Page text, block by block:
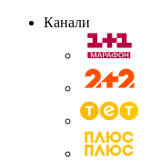
Канали